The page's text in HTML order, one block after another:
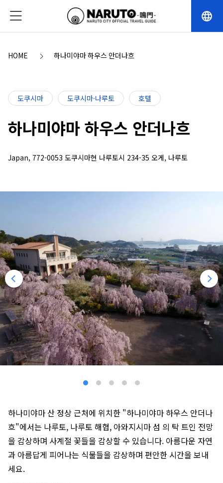
language
HOME 하나미야마 하우스 안더나흐
도쿠시마 도쿠시마·나루토 호텔
하나미야마 하우스 안더나흐
Japan, 772-0053 도쿠시마현 나루토시 234-35 오게, 나루토
하나미야마 산 정상 근처에 위치한 "하나미야마 하우스 안더나
흐"에서는 나루토, 나루토 해협, 아와지시마 섬 의 탁 트인 전망
을 감상하며 사계절 꽃들을 감상할 수 있습니다. 아름다운 자연
과 아름답게 피어나는 식물들을 감상하며 편안한 시간을 보내
세요.